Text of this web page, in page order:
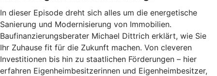
In dieser Episode dreht sich alles um die energetische
Sanierung und Modernisierung von Immobilien.
Baufinanzierungsberater Michael Dittrich erklärt, wie Sie
Ihr Zuhause fit für die Zukunft machen. Von cleveren
Investitionen bis hin zu staatlichen Förderungen – hier
erfahren Eigenheimbesitzerinnen und Eigenheimbesitzer,